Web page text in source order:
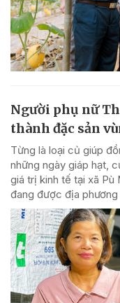
Người phụ nữ
thành đặc sản
Từng là loại củ giúp
những ngày giáp hạt,
giá trị kinh tế tại xã Pù
đang được địa